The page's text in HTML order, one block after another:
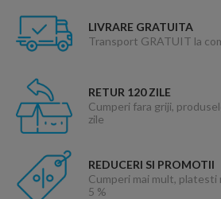
LIVRARE GRATUITA
Transport GRATUIT la
RETUR 120 ZILE
Cumperi fara griji,
zile
REDUCERI SI PROMOTII
Cumperi mai mult,
5 %